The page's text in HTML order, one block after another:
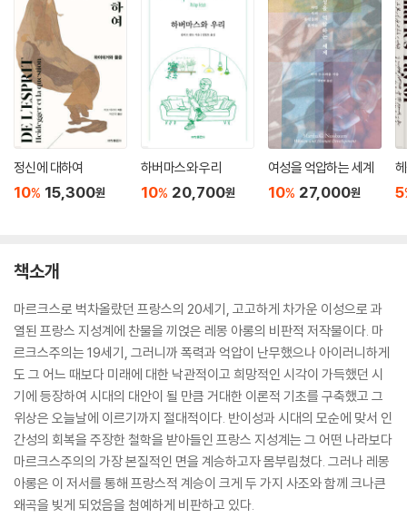
정신에 대하여
10% 15,300원
하버마스와 우리
10% 20,700원
여성을 억압하는 세계
10% 27,000원 5
책소개
마르크스로 벅차올랐던 프랑스의 20세기, 고고하게 차가운 이성으로 과
열된 프랑스 지성계에 찬물을 끼얹은 레몽 아롱의 비판적 저작물이다. 마
르크스주의는 19세기, 그러니까 폭력과 억압이 난무했으나 아이러니하게
도 그 어느 때보다 미래에 대한 낙관적이고 희망적인 시각이 가득했던 시
기에 등장하여 시대의 대안이 될 만큼 거대한 이론적 기초를 구축했고 그
위상은 오늘날에 이르기까지 절대적이다. 반이성과 시대의 모순에 맞서 인
간성의 회복을 주장한 철학을 받아들인 프랑스 지성계는 그 어떤 나라보다
마르크스주의의 가장 본질적인 면을 계승하고자 몸부림쳤다. 그러나 레몽
아롱은 이 저서를 통해 프랑스적 계승이 크게 두 가지 사조와 함께 크나큰
왜곡을 빚게 되었음을 첨예하게 비판하고 있다.